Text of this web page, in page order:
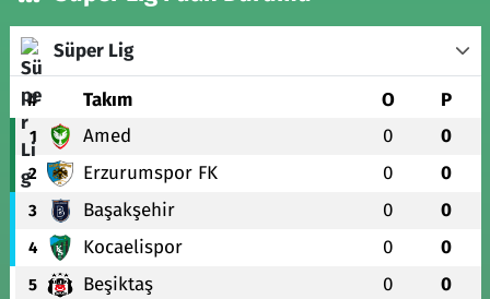
Süper Lig
# Takım O P
1 Amed 0 0
2 Erzurumspor FK 0 0
3 Başakşehir 0 0
4 Kocaelispor 0 0
5 Beşiktaş 0 0